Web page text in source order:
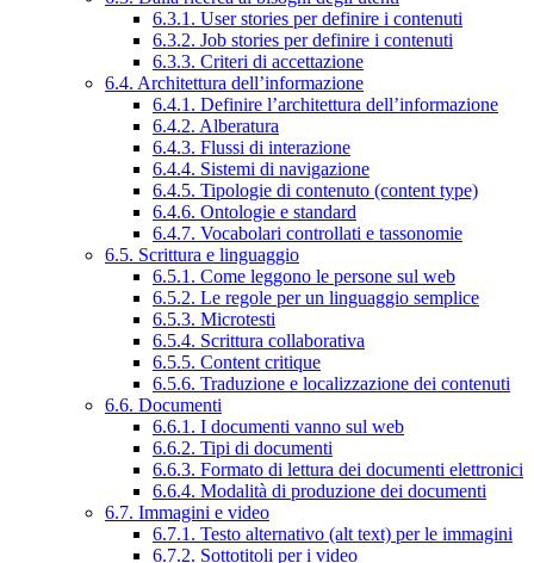
6.3.1. User stories per definire i contenuti
6.3.2. Job stories per definire i contenuti
6.3.3. Criteri di accettazione
6.4. Architettura dell’informazione
6.4.1. Definire l’architettura dell’informazione
6.4.2. Alberatura
6.4.3. Flussi di interazione
6.4.4. Sistemi di navigazione
6.4.5. Tipologie di contenuto (content type)
6.4.6. Ontologie e standard
6.4.7. Vocabolari controllati e tassonomie
6.5. Scrittura e linguaggio
6.5.1. Come leggono le persone sul web
6.5.2. Le regole per un linguaggio semplice
6.5.3. Microtesti
6.5.4. Scrittura collaborativa
6.5.5. Content critique
6.5.6. Traduzione e localizzazione dei contenuti
6.6. Documenti
6.6.1. I documenti vanno sul web
6.6.2. Tipi di documenti
6.6.3. Formato di lettura dei documenti elettronici
6.6.4. Modalità di produzione dei documenti
6.7. Immagini e video
6.7.1. Testo alternativo (alt text) per le immagini
6.7.2. Sottotitoli per i video